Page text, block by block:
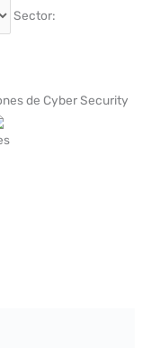
Sector:
de Cyber Security